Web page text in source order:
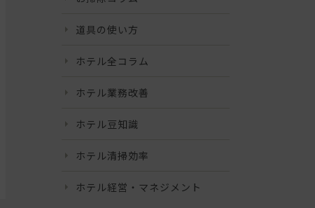
道具の使い方
ホテル全コラム
ホテル業務改善
ホテル豆知識
ホテル清掃効率
ホテル経営・マネジメント